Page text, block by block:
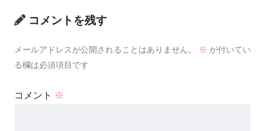
コメントを残す
メールアドレスが公開されることはありません。 ※ が付いてい
る欄は必須項目です
コメント ※